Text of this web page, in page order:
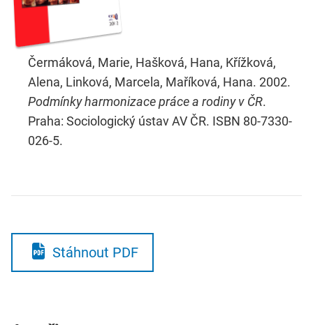
Čermáková, Marie, Hašková, Hana, Křížková,
Alena, Linková, Marcela, Maříková, Hana. 2002.
Podmínky harmonizace práce a rodiny v ČR.
Praha: Sociologický ústav AV ČR. ISBN 80-7330-
026-5.
Stáhnout PDF